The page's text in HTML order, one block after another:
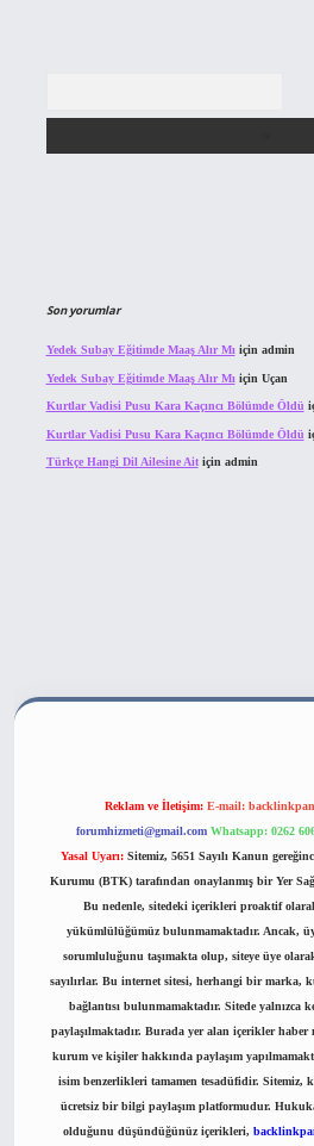
Son yorumlar
Yedek Subay Eğitimde Maaş Alır Mı için admin
Yedek Subay Eğitimde Maaş Alır Mı için Uçan
Kurtlar Vadisi Pusu Kara Kaçıncı Bölümde Öldü
Kurtlar Vadisi Pusu Kara Kaçıncı Bölümde Öldü
Türkçe Hangi Dil Ailesine Aitiçin admin
Reklam ve İletişim: E-mail:
forumhizmeti@gmail.com Whatsapp: 0262
Yasal Uyarı: Sitemiz, 5651 Sayılı Kanun
Kurumu (BTK) tarafından onaylanmış bir Yer
Bu nedenle, sitedeki içerikleri proaktif
yükümlülüğümüz bulunmamaktadır. Ancak,
sorumluluğunu taşımakta olup, siteye üye
sayılırlar. Bu internet sitesi, herhangi bir marka,
bağlantısı bulunmamaktadır. Sitede yalnızca
paylaşılmaktadır. Burada yer alan içerikler haber
kurum ve kişiler hakkında paylaşım
isim benzerlikleri tamamen tesadüfidir. Sitemiz,
ücretsiz bir bilgi paylaşım platformudur. Hukuka
olduğunu düşündüğünüz içerikleri,